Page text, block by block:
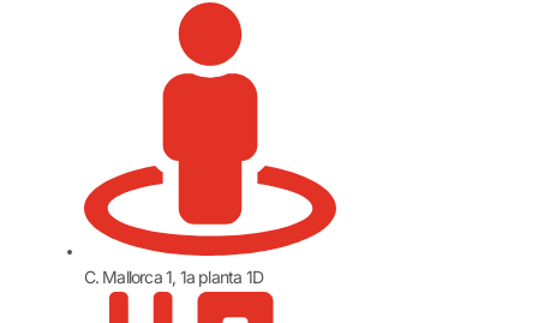
C. Mallorca 1, 1a planta 1D